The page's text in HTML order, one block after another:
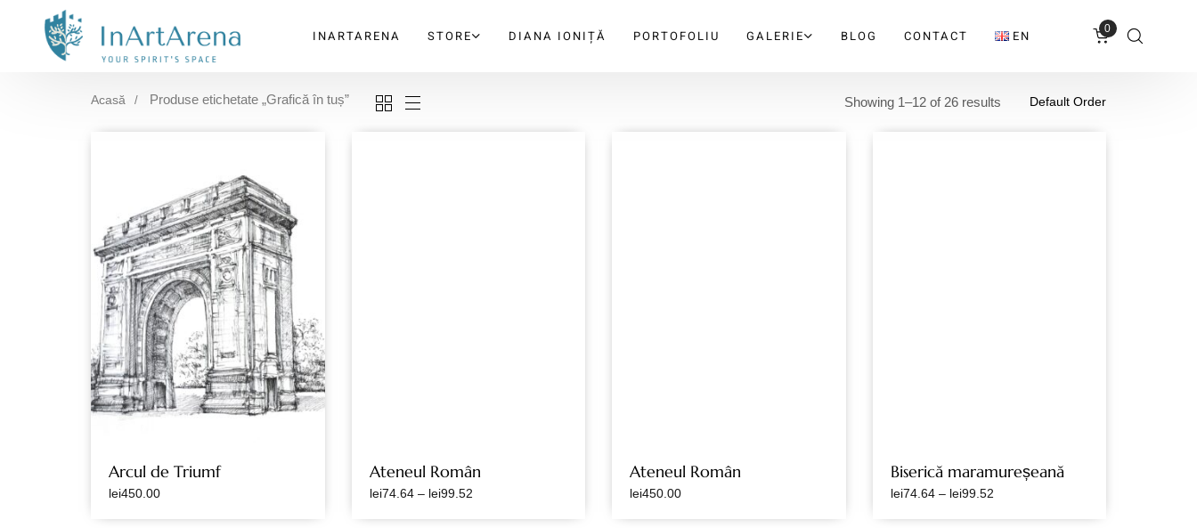
INARTARENA STORE DIANA IONIȚĂ PORTOFOLIU GALERIE BLOG CONTACT EN 0
Produse etichetate „Grafică în tuș” Showing 1–12 of 26 results
Arcul de Triumf
lei450.00
Ateneul Român
lei74.64 – lei99.52
Ateneul Român
lei450.00
Biserică maramureșeană
lei74.64 – lei99.52